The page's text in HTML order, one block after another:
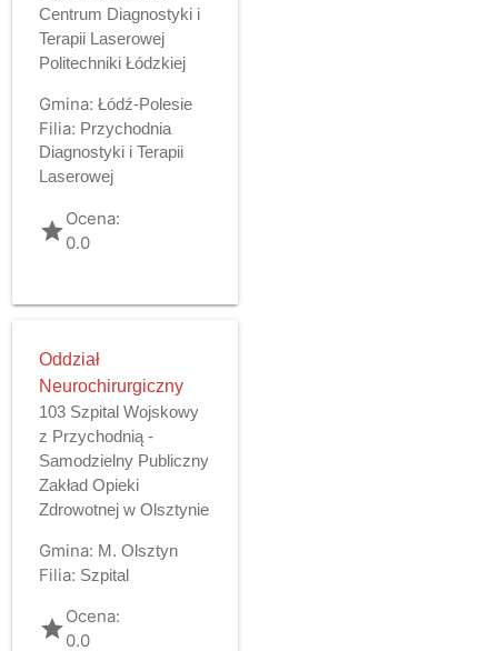
Centrum Diagnostyki i
Terapii Laserowej
Politechniki Łódzkiej
Gmina: Łódź-Polesie
Filia: Przychodnia
Diagnostyki i Terapii
Laserowej
gradeOcena:
0.0
Oddział
Neurochirurgiczny
103 Szpital Wojskowy
z Przychodnią -
Samodzielny Publiczny
Zakład Opieki
Zdrowotnej w Olsztynie
Gmina: M. Olsztyn
Filia: Szpital
gradeOcena:
0.0